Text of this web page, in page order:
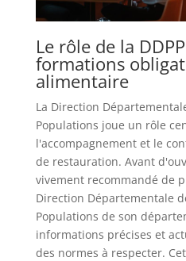
Le rôle de la
formations
alimentaire
La Direction
Populations joue un rôle
l'accompagnement et le
de restauration. Avant
vivement recommandé de
Direction Départementale
Populations de son
informations précises et
des normes à respecter.